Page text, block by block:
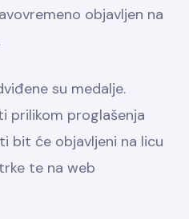
objavljen na
su medalje.
prilikom proglašenja
bit će objavljeni na licu
te na web